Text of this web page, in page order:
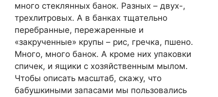
много стеклянных банок. Разных – двух-,
трехлитровых. А в банках тщательно
перебранные, пережаренные и
«закрученные» крупы – рис, гречка, пшено.
Много, много банок. А кроме них упаковки
спичек, и ящики с хозяйственным мылом.
Чтобы описать масштаб, скажу, что
бабушкиными запасами мы пользовались